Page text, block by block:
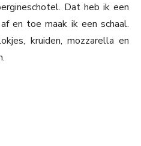
Dat heb ik een
en toe maak ik een schaal.
kruiden, mozzarella en